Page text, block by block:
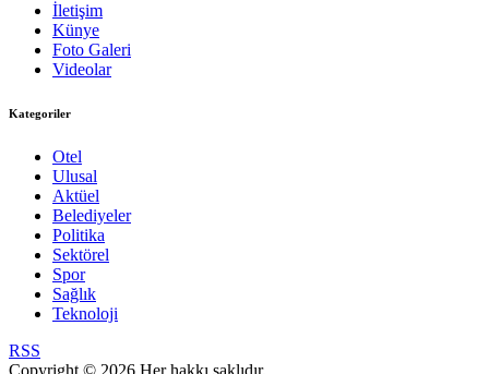
İletişim
Künye
Foto Galeri
Videolar
Kategoriler
Otel
Ulusal
Aktüel
Belediyeler
Politika
Sektörel
Spor
Sağlık
Teknoloji
RSS
Copyright © 2026 Her hakkı saklıdır.